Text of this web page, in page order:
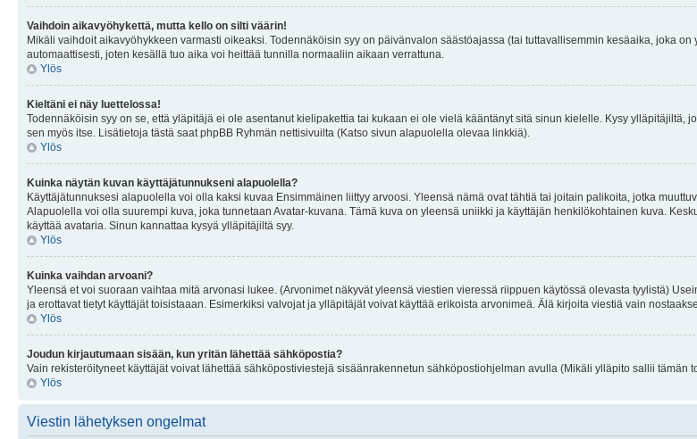
Vaihdoin aikavyöhykettä, mutta kello on silti väärin!
Mikäli vaihdoit aikavyöhykkeen varmasti oikeaksi. Todennäköisin syy on päivänvalon säästöajassa (tai tuttavallisemmin kesäaika, joka
automaattisesti, joten kesällä tuo aika voi heittää tunnilla normaaliin aikaan verrattuna.
Ylös
Kieltäni ei näy luettelossa!
Todennäköisin syy on se, että yläpitäjä ei ole asentanut kielipakettia tai kukaan ei ole vielä kääntänyt sitä sinun kielelle. Kysy
sen myös itse. Lisätietoja tästä saat phpBB Ryhmän nettisivuilta (Katso sivun alapuolella olevaa linkkiä).
Ylös
Kuinka näytän kuvan käyttäjätunnukseni alapuolella?
Käyttäjätunnuksesi alapuolella voi olla kaksi kuvaa Ensimmäinen liittyy arvoosi. Yleensä nämä ovat tähtiä tai joitain palikoita, jotka
Alapuolella voi olla suurempi kuva, joka tunnetaan Avatar-kuvana. Tämä kuva on yleensä uniikki ja käyttäjän henkilökohtainen kuva.
käyttää avataria. Sinun kannattaa kysyä ylläpitäjiltä syy.
Ylös
Kuinka vaihdan arvoani?
Yleensä et voi suoraan vaihtaa mitä arvonasi lukee. (Arvonimet näkyvät yleensä viestien vieressä riippuen käytössä olevasta tyylistä)
ja erottavat tietyt käyttäjät toisistaaan. Esimerkiksi valvojat ja ylläpitäjät voivat käyttää erikoista arvonimeä. Älä kirjoita viestiä vain
Ylös
Joudun kirjautumaan sisään, kun yritän lähettää sähköpostia?
Vain rekisteröityneet käyttäjät voivat lähettää sähköpostiviestejä sisäänrakennetun sähköpostiohjelman avulla (Mikäli ylläpito sallii tämän
Ylös
Viestin lähetyksen ongelmat